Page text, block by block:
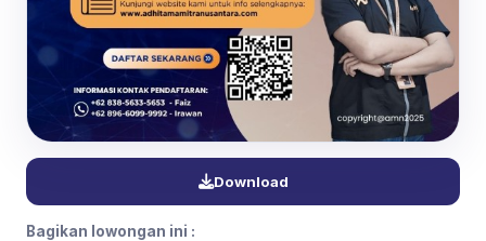
Download
Bagikan lowongan ini :